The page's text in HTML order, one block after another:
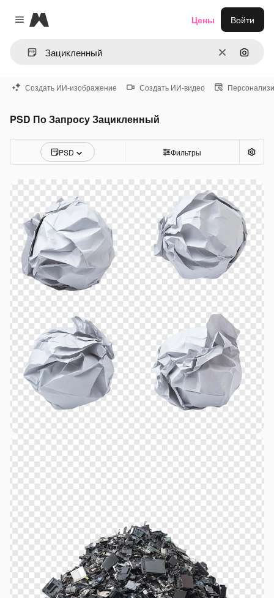
Close menu
Magnific
ОчиститьПоиск
Цены Войти
Создать ИИ-изображение Создать ИИ-видео
PSD По Запросу Зацикленный
PSD Фильтры